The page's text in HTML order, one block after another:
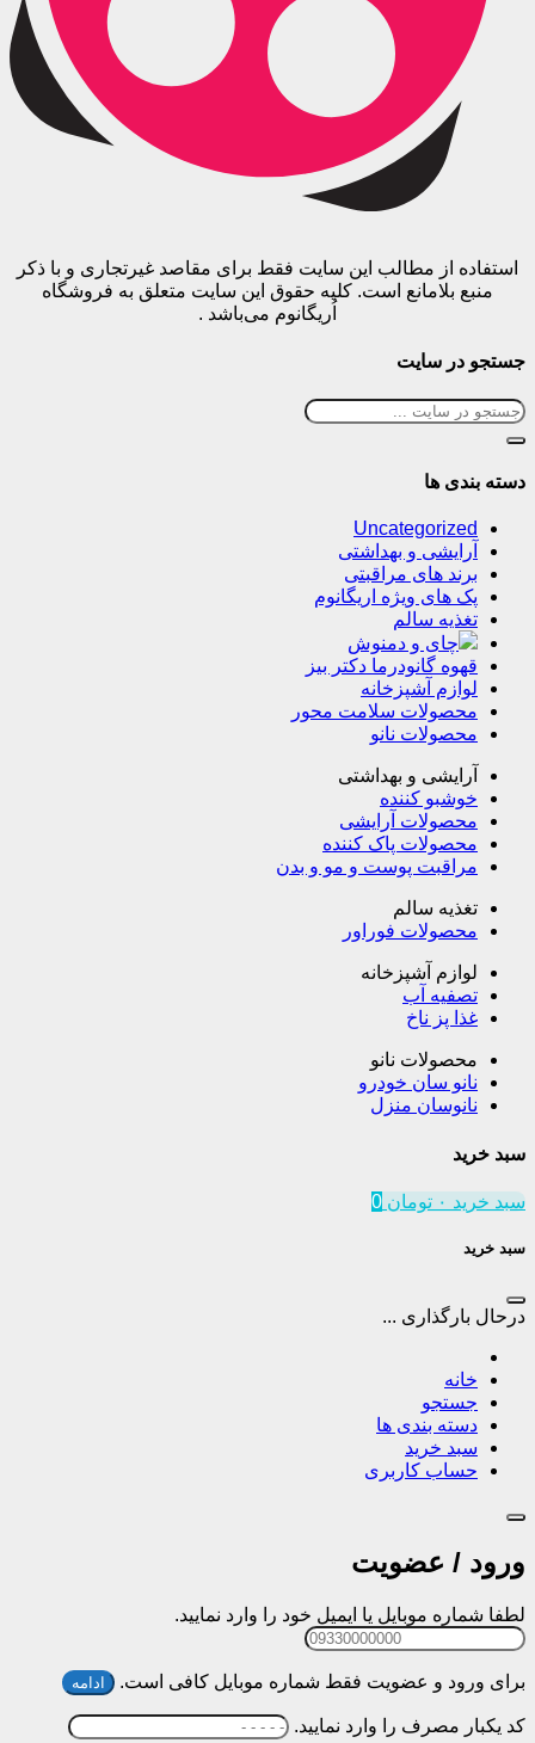
استفاده از مطالب این سایت فقط برای مقاصد غیرتجاری و با ذکر
منبع بلامانع است. کلیه حقوق این سایت متعلق به فروشگاه
اُریگانوم می‌باشد .
جستجو در سایت
دسته بندی ها
Uncategorized
آرایشی و بهداشتی
برند های مراقبتی
پک های ویژه اریگانوم
تغذیه سالم
چای و دمنوش
قهوه گانودرما دکتر بیز
لوازم آشپزخانه
محصولات سلامت محور
محصولات نانو
آرایشی و بهداشتی
خوشبو کننده
محصولات آرایشی
محصولات پاک کننده
مراقبت پوست و مو و بدن
تغذیه سالم
محصولات فوراور
لوازم آشپزخانه
تصفیه آب
غذا پز ناخ
محصولات نانو
نانو سان خودرو
نانوسان منزل
سبد خرید
سبد خرید ۰ تومان 0
سبد خرید
درحال بارگذاری ...
خانه
جستجو
دسته بندی ها
سبد خرید
حساب کاربری
ورود / عضویت
لطفا شماره موبایل یا ایمیل خود را وارد نمایید.
برای ورود و عضویت فقط شماره موبایل کافی است. ادامه
کد یکبار مصرف را وارد نمایید.